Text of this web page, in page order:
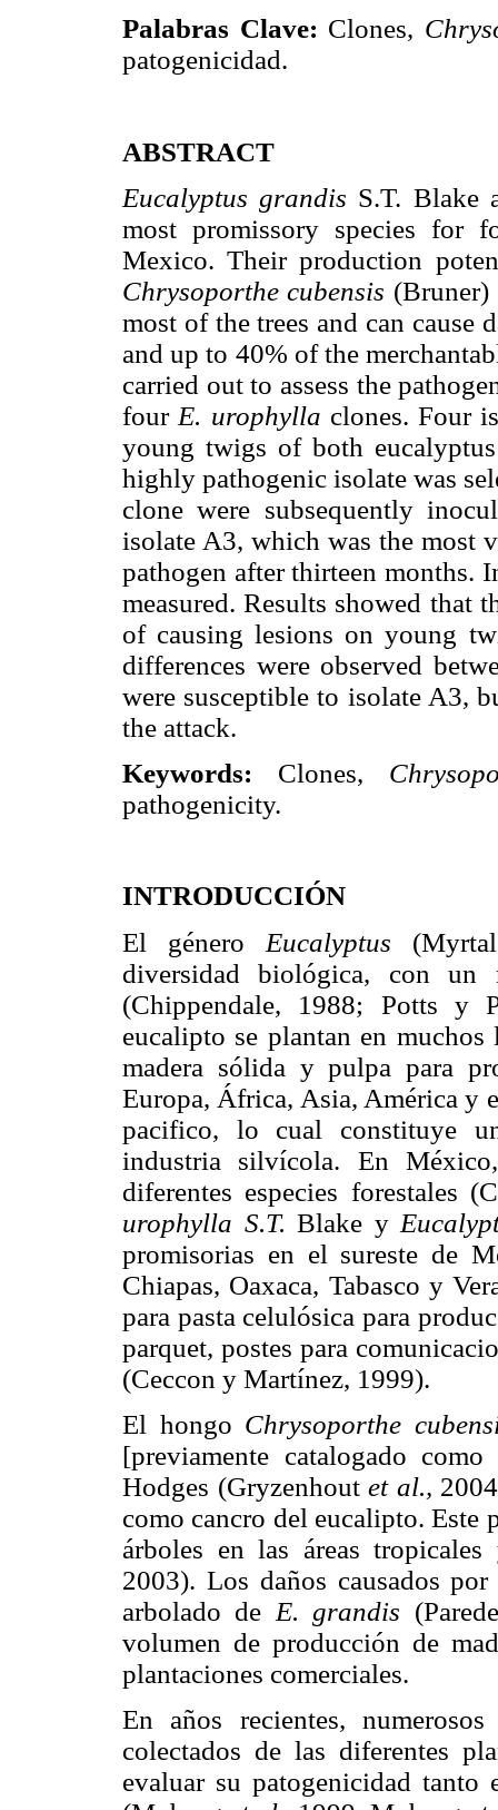
Palabras Clave: Clones,
patogenicidad.
ABSTRACT
Eucalyptus grandis S.T. Blake
most promissory species for
Mexico. Their production
Chrysoporthe cubensis
most of the trees and can cause
and up to 40% of the
carried out to assess the
four E. urophylla clones. Four
young twigs of both
highly pathogenic isolate was
clone were subsequently
isolate A3, which was the most
pathogen after thirteen months.
measured. Results showed that
of causing lesions on young
differences were observed
were susceptible to isolate A3,
the attack.
Keywords: Clones,
pathogenicity.
INTRODUCCIÓN
El género Eucalyptus
diversidad biológica, con
(Chippendale, 1988; Potts y
eucalipto se plantan en
madera sólida y pulpa para
Europa, África, Asia, América y
pacifico, lo cual constituye
industria silvícola. En
diferentes especies forestales
urophylla S.T. Blake y
promisorias en el sureste de
Chiapas, Oaxaca, Tabasco y
para pasta celulósica para
parquet, postes para
(Ceccon y Martínez, 1999).
El hongo Chrysoporthe
[previamente catalogado
Hodges (Gryzenhoutet al.,
como cancro del eucalipto. Este
árboles en las áreas
2003). Los daños causados
arbolado de E. grandis
volumen de producción de
plantaciones comerciales.
En años recientes,
colectados de las diferentes
evaluar su patogenicidad tanto